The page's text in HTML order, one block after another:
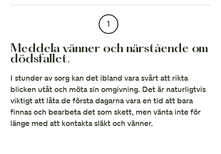
1
Meddela vänner och närstående om
dödsfallet.
I stunder av sorg kan det ibland vara svårt att rikta
blicken utåt och möta sin omgivning. Det är naturligtvis
viktigt att låta de första dagarna vara en tid att bara
finnas och bearbeta det som skett, men vänta inte för
länge med att kontakta släkt och vänner.